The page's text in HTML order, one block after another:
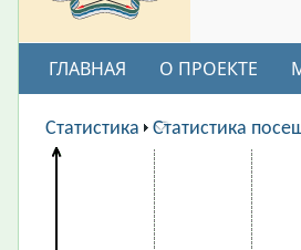
ГЛАВНАЯ О ПРОЕКТЕ
ВАКАНСИИ
Статистика Статистика